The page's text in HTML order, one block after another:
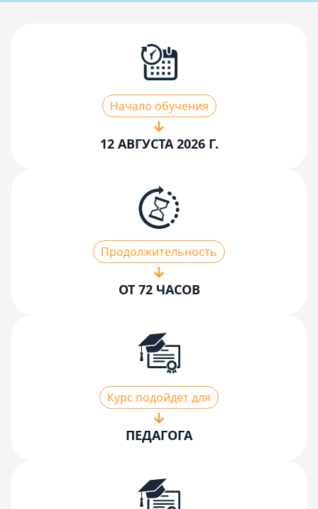
Начало обучения
12 АВГУСТА 2026 Г.
Продолжительность
ОТ 72 ЧАСОВ
Курс подойдет для
ПЕДАГОГА